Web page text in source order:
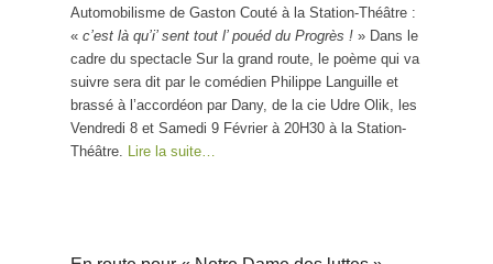
Automobilisme de Gaston Couté à la Station-Théâtre :
« c’est là qu’i’ sent tout l’ pouéd du Progrès ! » Dans le
cadre du spectacle Sur la grand route, le poème qui va
suivre sera dit par le comédien Philippe Languille et
brassé à l’accordéon par Dany, de la cie Udre Olik, les
Vendredi 8 et Samedi 9 Février à 20H30 à la Station-
Théâtre.
Lire la suite…